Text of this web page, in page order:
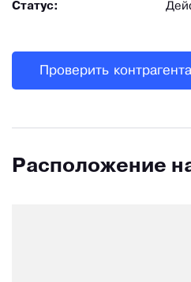
Статус:
Проверить контрагента
Расположение